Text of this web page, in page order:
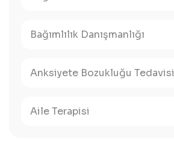
Bağımlılık Danışmanlığı
Anksiyete Bozukluğu Tedavisi
Aile Terapisi